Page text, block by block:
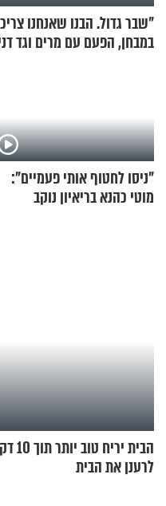
"שבר גדול. הבנו שאנחנו
במבחן, הפעם עם מרים וגד
"ניסו לחטוף אותי פעמיים":
מוטי כהנא בריאיון נוקב
לרענן את הבית